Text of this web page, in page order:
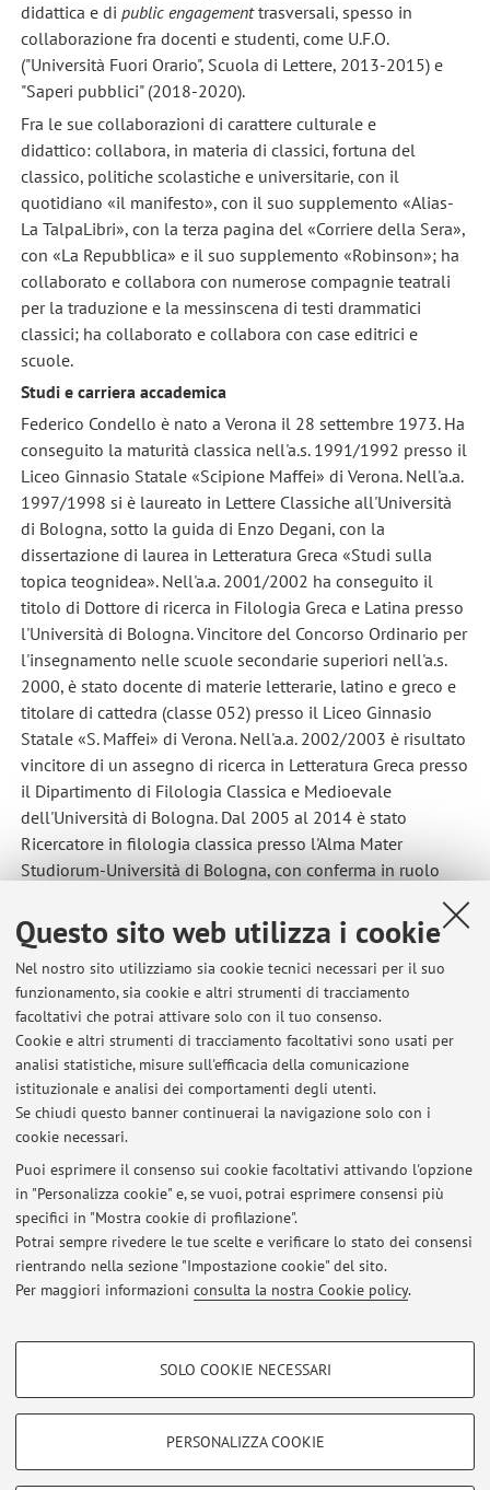
Questo sito web utilizza i cookie
Nel nostro sito utilizziamo sia cookie tecnici necessari per il suo
funzionamento, sia cookie e altri strumenti di tracciamento
facoltativi che potrai attivare solo con il tuo consenso.
Cookie e altri strumenti di tracciamento facoltativi sono usati per
analisi statistiche, misure sull'efficacia della comunicazione
istituzionale e analisi dei comportamenti degli utenti.
Se chiudi questo banner continuerai la navigazione solo con i
cookie necessari.
Puoi esprimere il consenso sui cookie facoltativi attivando l'opzione
in "Personalizza cookie" e, se vuoi, potrai esprimere consensi più
specifici in "Mostra cookie di profilazione".
Potrai sempre rivedere le tue scelte e verificare lo stato dei consensi
rientrando nella sezione "Impostazione cookie" del sito.
Per maggiori informazioni consulta la nostra Cookie policy.
COOKIE DI PROFILAZIONE - FACOLTATIVI
SOLO COOKIE NECESSARI
PERSONALIZZA COOKIE
didattica e di public engagementtrasversali, spesso in
collaborazione fra docenti e studenti, come U.F.O.
("Università Fuori Orario", Scuola di Lettere, 2013-2015) e
"Saperi pubblici" (2018-2020).
Fra le sue collaborazioni di carattere culturale e
didattico: collabora, in materia di classici, fortuna del
classico, politiche scolastiche e universitarie, con il
quotidiano «il manifesto», con il suo supplemento «Alias-
La TalpaLibri», con la terza pagina del «Corriere della Sera»,
con «La Repubblica» e il suo supplemento «Robinson»; ha
collaborato e collabora con numerose compagnie teatrali
per la traduzione e la messinscena di testi drammatici
classici; ha collaborato e collabora con case editrici e
scuole.
Studi e carriera accademica
Federico Condello è nato a Verona il 28 settembre 1973. Ha
conseguito la maturità classica nell'a.s. 1991/1992 presso il
Liceo Ginnasio Statale «Scipione Maffei» di Verona. Nell'a.a.
1997/1998 si è laureato in Lettere Classiche all'Università
di Bologna, sotto la guida di Enzo Degani, con la
dissertazione di laurea in Letteratura Greca «Studi sulla
topica teognidea». Nell'a.a. 2001/2002 ha conseguito il
titolo di Dottore di ricerca in Filologia Greca e Latina presso
l'Università di Bologna. Vincitore del Concorso Ordinario per
l'insegnamento nelle scuole secondarie superiori nell'a.s.
2000, è stato docente di materie letterarie, latino e greco e
titolare di cattedra (classe 052) presso il Liceo Ginnasio
Statale «S. Maffei» di Verona. Nell'a.a. 2002/2003 è risultato
vincitore di un assegno di ricerca in Letteratura Greca presso
il Dipartimento di Filologia Classica e Medioevale
dell'Università di Bologna. Dal 2005 al 2014 è stato
Ricercatore in filologia classica presso l'Alma Mater
Studiorum-Università di Bologna, con conferma in ruolo
nell'a.a. 2008-2009, e docente di Letteratura e Civiltà Greca
(L Lettere, Scienze Antropologiche) e, dal 2006 al 2010, di
Grammatica greca (LS/LM Filologia, Letteratura e Tradizione
Classica). Nel periodo 2001-2008 ha inoltre svolto la sua
attività didattica per gli insegnamenti di Lingua e Civiltà
Greca (Bologna), Letteratura Greca (Bologna), Civiltà Latina
(Ravenna), Storia della Filologia Classica (Bologna, LS),
Storia della Tradizione Testuale e della Filologia Classica
(Bologna), Letteratura e Civiltà Greca (Bologna).
Ultimi avvisi
PROPOSTE PER TESI DI LAUREA (TRIENNALE E MAGISTRALE)
Pubblicato il: 06 ottobre 2021
Area riservata
Accedi tramiteloginper gestire tutti i contenuti del sito.